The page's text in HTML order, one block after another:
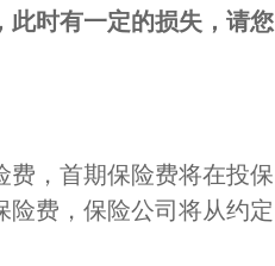
此时有一定的损失，请您
费，首期保险费将在投保
险费，保险公司将从约定